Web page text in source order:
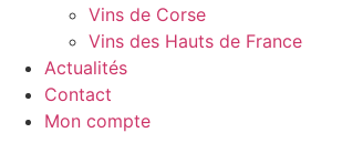
Vins de Corse
Vins des Hauts de France
Actualités
Contact
Mon compte